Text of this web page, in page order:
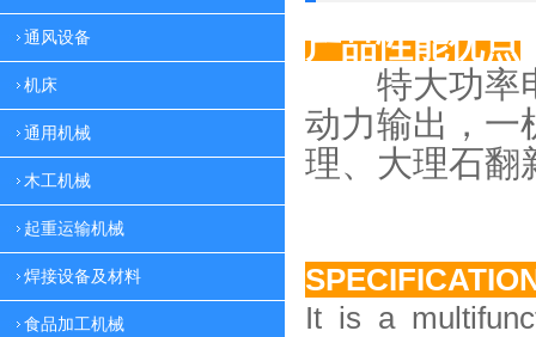
通风设备
机床
通用机械
木工机械
起重运输机械
焊接设备及材料
食品加工机械
产品性能优点
特大功率电
动力输出，一
理、大理石翻
It is a